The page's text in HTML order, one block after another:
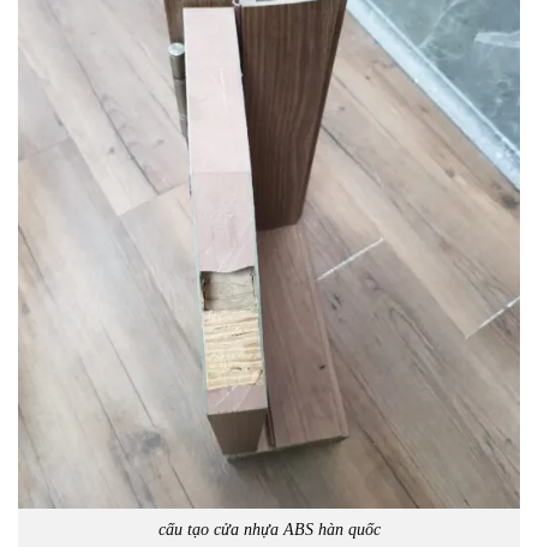
cấu tạo cửa nhựa ABS hàn quốc